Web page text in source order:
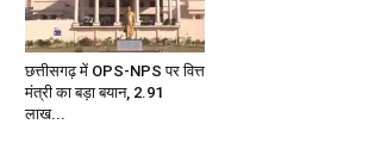
छत्तीसगढ़ में OPS-NPS पर वित्त
मंत्री का बड़ा बयान, 2.91
लाख...